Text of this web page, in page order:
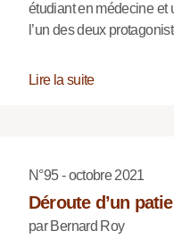
étudiant en médecine et
l’un des deux
Lire la suite
N°95 - octobre 2021
Déroute d’un
par Bernard Roy